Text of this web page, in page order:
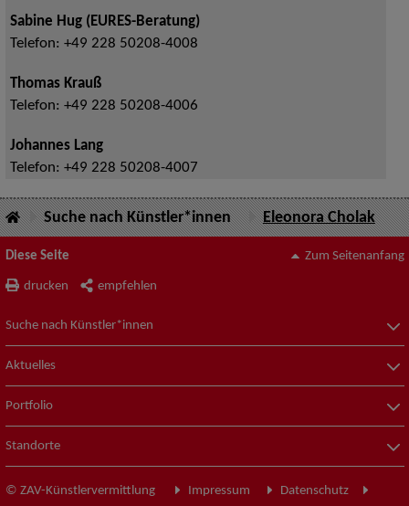
Sabine Hug (EURES-Beratung)
Telefon: +49 228 50208-4008
Thomas Krauß
Telefon: +49 228 50208-4006
Johannes Lang
Telefon: +49 228 50208-4007
Suche nach Künstler*innen Eleonora Cholak
Diese Seite
drucken empfehlen
Zum Seitenanfang
Suche nach Künstler*innen
Aktuelles
Portfolio
Standorte
© ZAV-Künstlervermittlung Impressum
Datenschutz